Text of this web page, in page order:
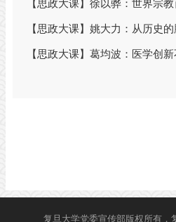
复旦大学党委宣传部版权所有，